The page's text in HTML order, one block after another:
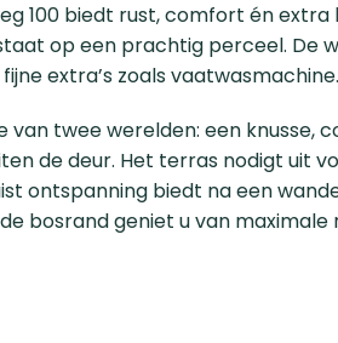
100 biedt rust, comfort én extra
op een prachtig perceel. De
extra’s zoals vaatwasmachine.
twee werelden: een knusse,
de deur. Het terras nodigt uit
ontspanning biedt na een
bosrand geniet u van maximale